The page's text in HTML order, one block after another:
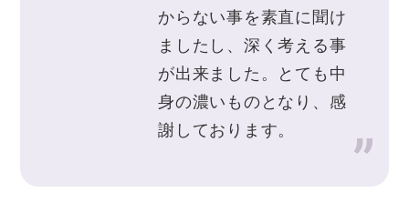
からない事を素直に聞け
ましたし、深く考える事
が出来ました。とても中
身の濃いものとなり、感
謝しております。